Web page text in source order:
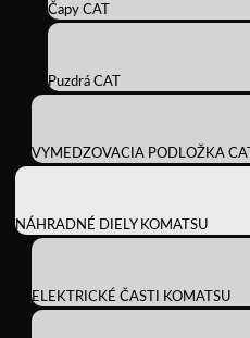
Čapy CAT
Puzdrá CAT
VYMEDZOVACIA PODLOŽKA CAT
NÁHRADNÉ DIELY KOMATSU
ELEKTRICKÉ ČASTI KOMATSU